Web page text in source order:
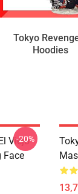
Tokyo
Hoodies
Viejo
Face
-20%